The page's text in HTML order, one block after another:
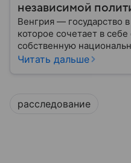
независимой
Венгрия — государство
которое сочетает в
собственную
страна играет заметную
Читать дальше
расследование